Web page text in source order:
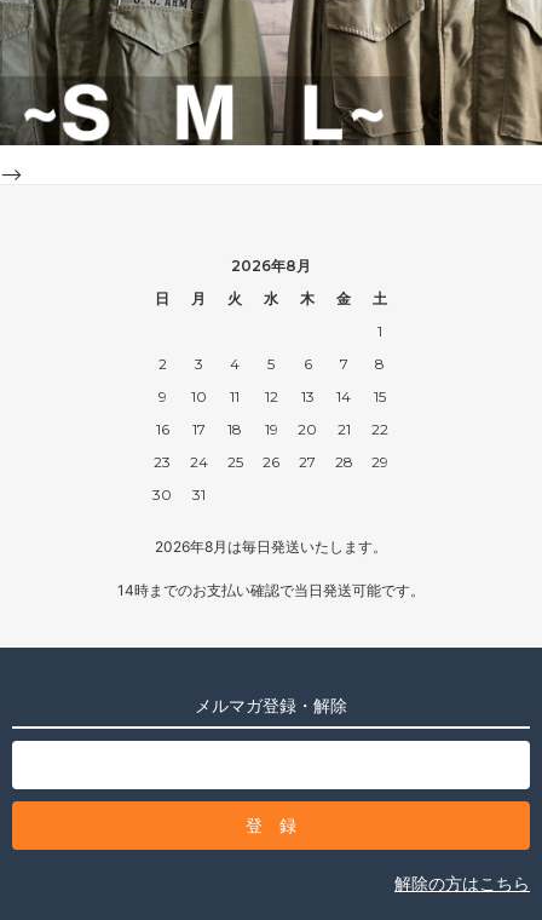
-->
2026年8月
日
月 火 水 木 金
土
1
2
3 4 5 6 7
8
9
10 11 12 13 14
15
16
17 18 19 20 21
22
23
24 25 26 27 28
29
30
31
2026年8月は毎日発送いたします。
14時までのお支払い確認で当日発送可能です。
メルマガ登録・解除
解除の方はこちら